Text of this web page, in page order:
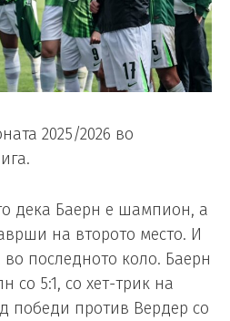
2025/2026 во
дека Баерн е шампион, а
на второто место. И
последното коло. Баерн
со 5:1, со хет-трик на
победи против Вердер со